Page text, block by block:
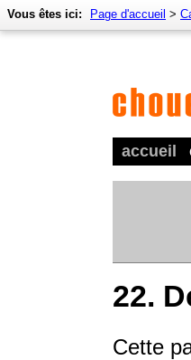
accueil
Vous êtes ici: Page d'accueil >
22.
Cette